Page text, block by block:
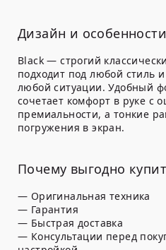
Дизайн и особенности
Black — строгий
подходит под любой стиль
любой ситуации. Удобный
сочетает комфорт в руке с
премиальности, а тонкие
погружения в экран.
Почему выгодно
— Оригинальная техника
— Гарантия
— Быстрая доставка
— Консультации перед